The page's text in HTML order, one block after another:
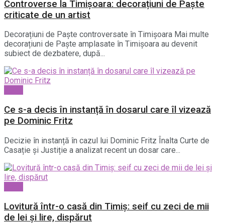
Controverse la Timișoara: decorațiuni de Paște
criticate de un artist
Decorațiuni de Paște controversate în Timișoara Mai multe
decorațiuni de Paște amplasate în Timișoara au devenit
subiect de dezbatere, după...
Ce s-a decis în instanță în dosarul care îl vizează
pe Dominic Fritz
Decizie în instanță în cazul lui Dominic Fritz Înalta Curte de
Casație și Justiție a analizat recent un dosar care...
Lovitură într-o casă din Timiș: seif cu zeci de mii
de lei și lire, dispărut